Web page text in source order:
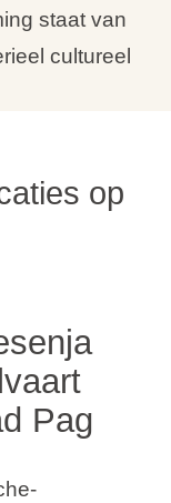
staat van
cultureel
op
Pag